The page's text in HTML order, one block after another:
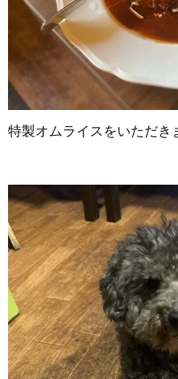
特製オムライスをいただ